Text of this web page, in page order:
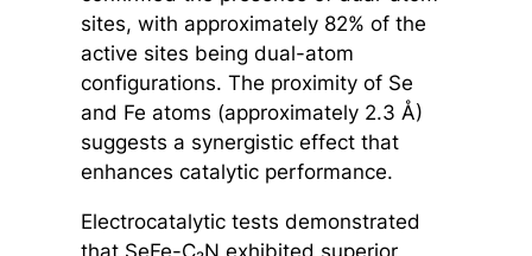
sites, with approximately 82% of the
active sites being dual-atom
configurations. The proximity of Se
and Fe atoms (approximately 2.3 Å)
suggests a synergistic effect that
enhances catalytic performance.
Electrocatalytic tests demonstrated
that SeFe-C₂N exhibited superior